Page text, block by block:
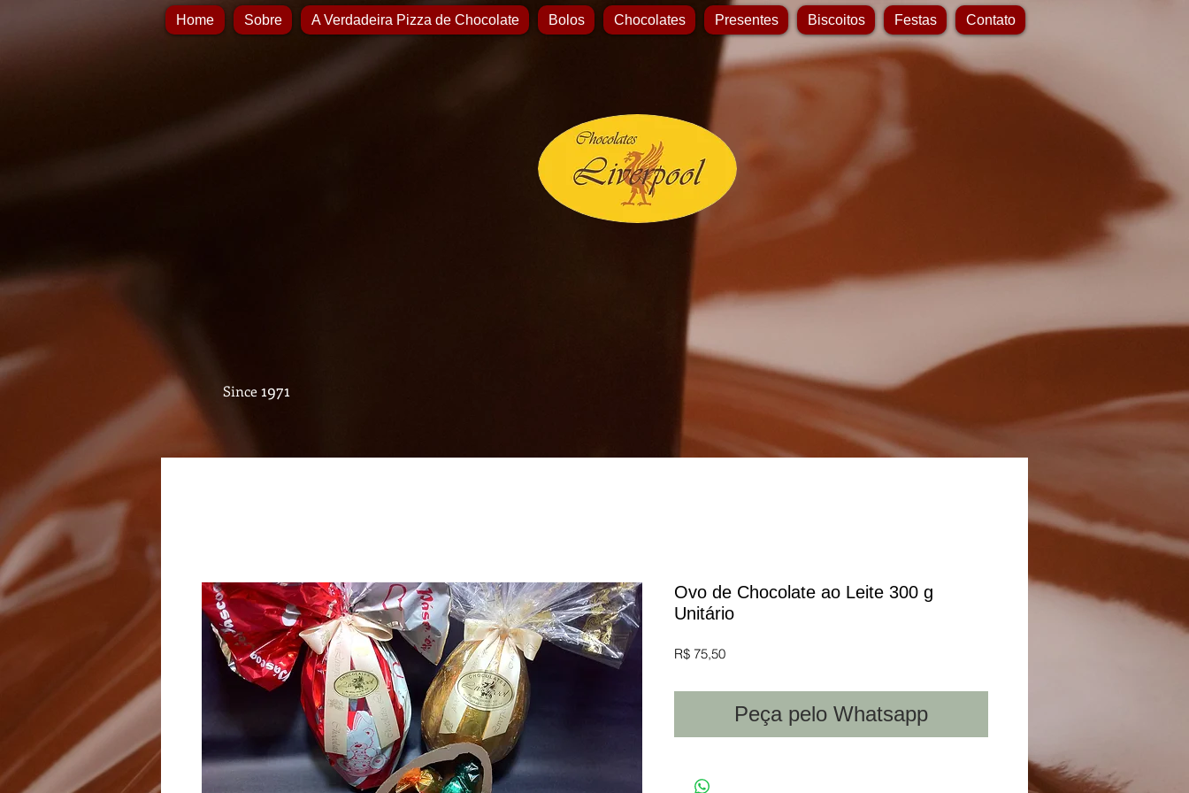
Home Sobre A Verdadeira Pizza de Chocolate Bolos Chocolates Presentes Biscoitos Festas Contato
Since1971
Ovo de Chocolate ao Leite 300 g
Unitário
R$ 75,50Preço
Peça pelo Whatsapp